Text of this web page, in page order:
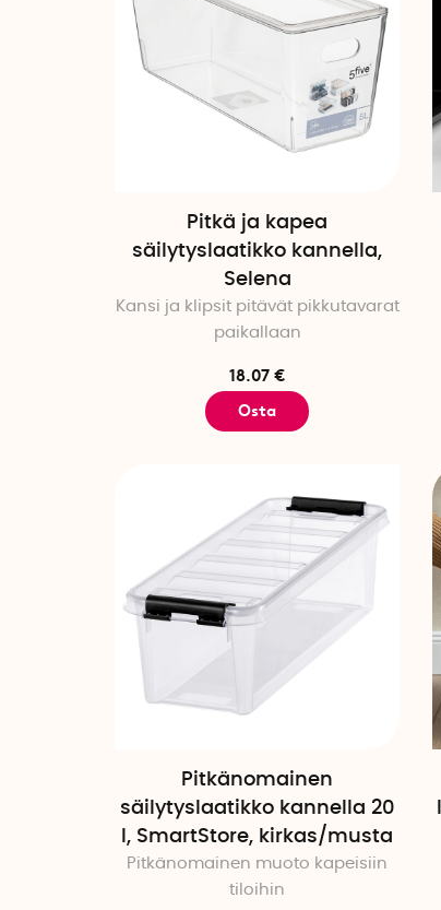
Pitkä ja kapea
säilytyslaatikko kannella,
Selena
Kansi ja klipsit pitävät pikkutavarat
paikallaan
18.07 €
Osta
Pitkänomainen
säilytyslaatikko kannella 20
l, SmartStore, kirkas/musta
Pitkänomainen muoto kapeisiin
tiloihin